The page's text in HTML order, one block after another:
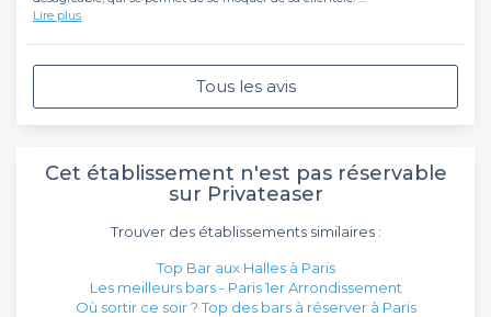
Je ne recommande pas cet endroit qui n’est que de la poudre aux yeux !
Lire plus
Tous les avis
Cet établissement n'est pas réservable
sur Privateaser
Trouver des établissements similaires :
Top Bar aux Halles à Paris
Les meilleurs bars - Paris 1er Arrondissement
Où sortir ce soir ? Top des bars à réserver à Paris